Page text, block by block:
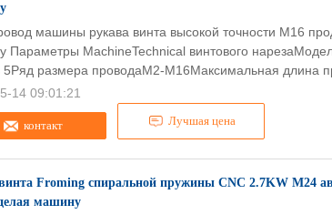
контакт Лучшая цена
машины рукава винта высокой точности M16
Параметры MachineTechnical винтового
5Ряд размера проводаM2-M16Максимальная длина
14 09:01:21
Froming спиральной пружины CNC 2.7KW M24
машину